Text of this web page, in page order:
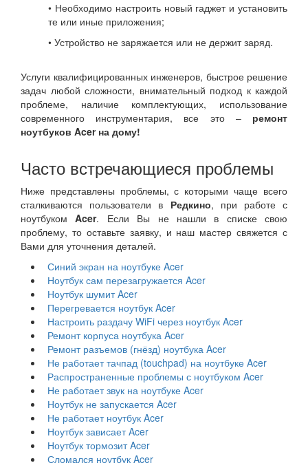
• Необходимо настроить новый гаджет и установить
те или иные приложения;
• Устройство не заряжается или не держит заряд.
Услуги квалифицированных инженеров, быстрое решение
задач любой сложности, внимательный подход к каждой
проблеме, наличие комплектующих, использование
современного инструментария, все это – ремонт
ноутбуков Acer на дому!
Часто встречающиеся проблемы
Ниже представлены проблемы, с которыми чаще всего
сталкиваются пользователи в Редкино, при работе с
ноутбукомAcer. Если Вы не нашли в списке свою
проблему, то оставьте заявку, и наш мастер свяжется с
Вами для уточнения деталей.
Синий экран на ноутбуке Acer
Ноутбук сам перезагружается Acer
Ноутбук шумит Acer
Перегревается ноутбук Acer
Настроить раздачу WiFi через ноутбук Acer
Ремонт корпуса ноутбука Acer
Ремонт разъемов (гнёзд) ноутбука Acer
Не работает тачпад (touchpad) на ноутбуке Acer
Распространенные проблемы с ноутбуком Acer
Не работает звук на ноутбуке Acer
Ноутбук не запускается Acer
Не работает ноутбук Acer
Ноутбук зависает Acer
Ноутбук тормозит Acer
Сломался ноутбук Acer